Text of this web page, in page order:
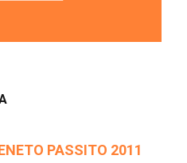
PASSITO 2011